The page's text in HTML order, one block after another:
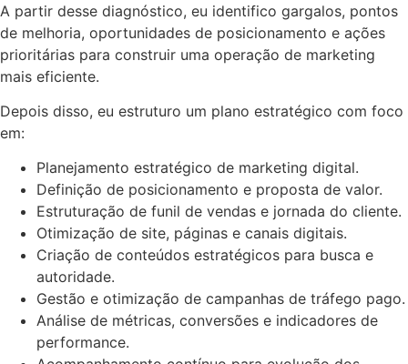
A partir desse diagnóstico, eu identifico gargalos, pontos
de melhoria, oportunidades de posicionamento e ações
prioritárias para construir uma operação de marketing
mais eficiente.
Depois disso, eu estruturo um plano estratégico com foco
em:
Planejamento estratégico de marketing digital.
Definição de posicionamento e proposta de valor.
Estruturação de funil de vendas e jornada do cliente.
Otimização de site, páginas e canais digitais.
Criação de conteúdos estratégicos para busca e
autoridade.
Gestão e otimização de campanhas de tráfego pago.
Análise de métricas, conversões e indicadores de
performance.